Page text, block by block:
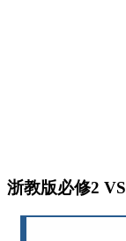
浙教版必修2